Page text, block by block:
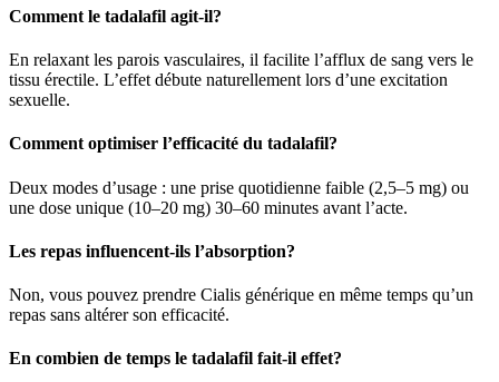
Comment le tadalafil agit-il?
En relaxant les parois vasculaires, il facilite l’afflux de sang vers le
tissu érectile. L’effet débute naturellement lors d’une excitation
sexuelle.
Comment optimiser l’efficacité du tadalafil?
Deux modes d’usage : une prise quotidienne faible (2,5–5 mg) ou
une dose unique (10–20 mg) 30–60 minutes avant l’acte.
Les repas influencent-ils l’absorption?
Non, vous pouvez prendre Cialis générique en même temps qu’un
repas sans altérer son efficacité.
En combien de temps le tadalafil fait-il effet?